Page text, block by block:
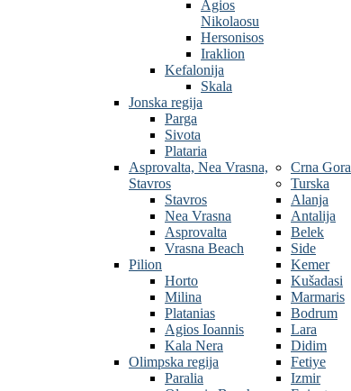
Agios
Nikolaosu
Hersonisos
Iraklion
Kefalonija
Skala
Jonska regija
Parga
Sivota
Plataria
Asprovalta, Nea Vrasna,
Stavros
Stavros
Nea Vrasna
Asprovalta
Vrasna Beach
Pilion
Horto
Milina
Platanias
Agios Ioannis
Kala Nera
Olimpska regija
Paralia
Crna Gora
Turska
Alanja
Antalija
Belek
Side
Kemer
Kušadasi
Marmaris
Bodrum
Lara
Didim
Fetiye
Izmir